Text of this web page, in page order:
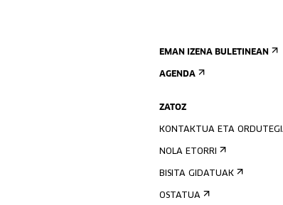
EMAN IZENA BULETINEAN
AGENDA
ZATOZ
KONTAKTUA ETA
NOLA ETORRI
BISITA GIDATUAK
OSTATUA